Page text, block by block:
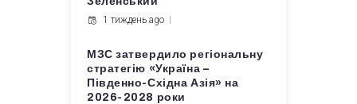
1 тиждень ago
МЗС затвердило регіональну
стратегію «Україна –
Південно-Східна Азія» на
2026-2028 роки